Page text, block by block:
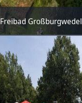
Freibad Großburgwedel